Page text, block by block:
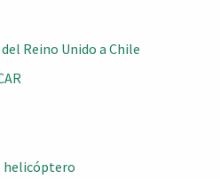
Reino Unido a Chile
helicóptero